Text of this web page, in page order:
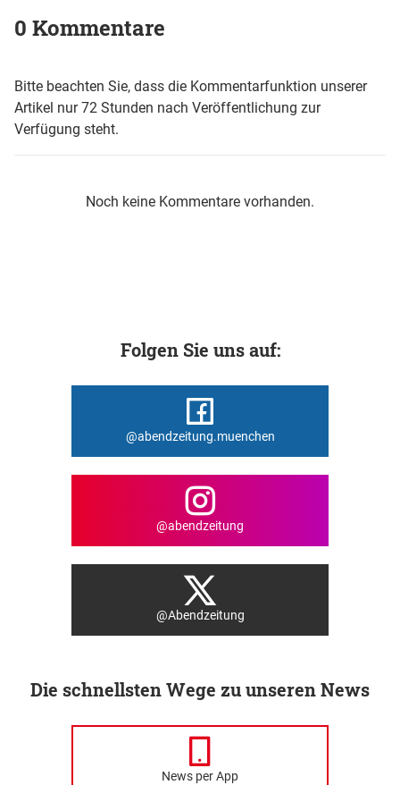
0 Kommentare
Bitte beachten Sie, dass die Kommentarfunktion unserer
Artikel nur 72 Stunden nach Veröffentlichung zur
Verfügung steht.
Noch keine Kommentare vorhanden.
Folgen Sie uns auf:
@abendzeitung.muenchen
@abendzeitung
@Abendzeitung
Die schnellsten Wege zu unseren News
News per App